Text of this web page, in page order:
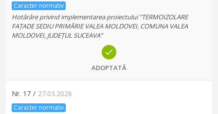
Caracter normativ
Hotărâre privind implementarea proiectului ”TERMOIZOLARE
FAȚADE SEDIU PRIMĂRIE VALEA MOLDOVEI, COMUNA VALEA
MOLDOVEI, JUDEȚUL SUCEAVA”
ADOPTATĂ
Nr. 17 / 27.03.2026
Caracter normativ